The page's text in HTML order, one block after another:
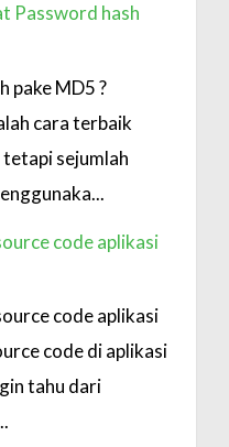
Password hash
pake MD5 ?
cara terbaik
sejumlah
code aplikasi
code aplikasi
code di aplikasi
tahu dari